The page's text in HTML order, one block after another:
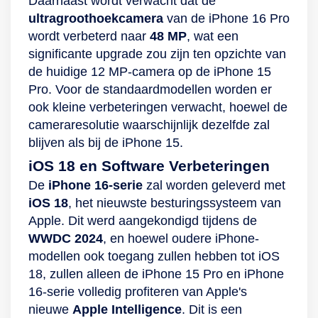
ultragroothoekcamera van de iPhone 16 Pro
wordt verbeterd naar 48 MP, wat een
significante upgrade zou zijn ten opzichte van
de huidige 12 MP-camera op de iPhone 15
Pro. Voor de standaardmodellen worden er
ook kleine verbeteringen verwacht, hoewel de
cameraresolutie waarschijnlijk dezelfde zal
blijven als bij de iPhone 15.
iOS 18 en Software Verbeteringen
De iPhone 16-serie zal worden geleverd met
iOS 18, het nieuwste besturingssysteem van
Apple. Dit werd aangekondigd tijdens de
WWDC 2024, en hoewel oudere iPhone-
modellen ook toegang zullen hebben tot iOS
18, zullen alleen de iPhone 15 Pro en iPhone
16-serie volledig profiteren van Apple's
nieuwe Apple Intelligence. Dit is een